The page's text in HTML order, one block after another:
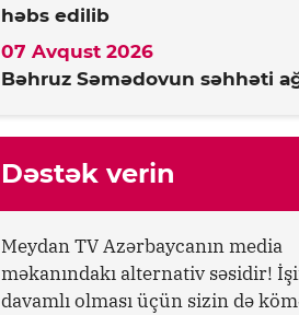
həbs edilib
Bəhruz Səmədovun səhhəti
07 Avqust 2026
Dəstək verin
Meydan TV Azərbaycanın media
məkanındakı alternativ səsidir!
davamlı olması üçün sizin də